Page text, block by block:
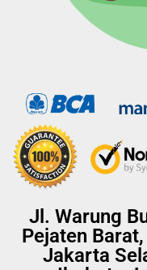
Jl. Warung
Pejaten
Jakarta